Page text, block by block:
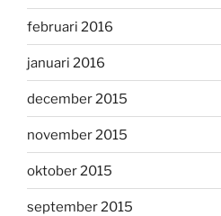
februari 2016
januari 2016
december 2015
november 2015
oktober 2015
september 2015